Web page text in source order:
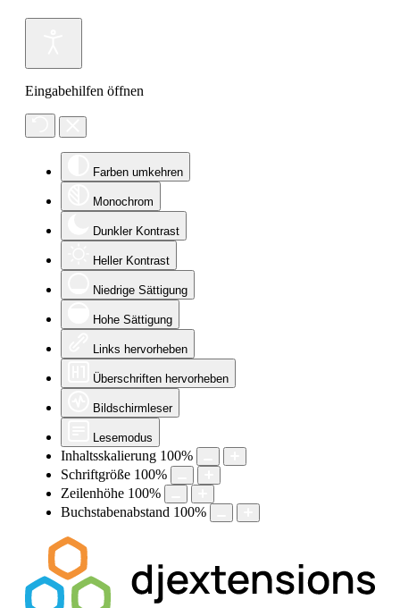
Eingabehilfen öffnen
Farben umkehren
Monochrom
Dunkler Kontrast
Heller Kontrast
Niedrige Sättigung
Hohe Sättigung
Links hervorheben
Überschriften hervorheben
Bildschirmleser
Lesemodus
Inhaltsskalierung 100%
Schriftgröße 100%
Zeilenhöhe 100%
Buchstabenabstand 100%